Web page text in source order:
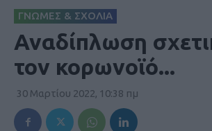
ΓΝΩΜΕΣ & ΣΧΟΛΙΑ
Αναδίπλωση
τον κορωνοϊό...
30 Μαρτίου 2022, 10:38 πμ